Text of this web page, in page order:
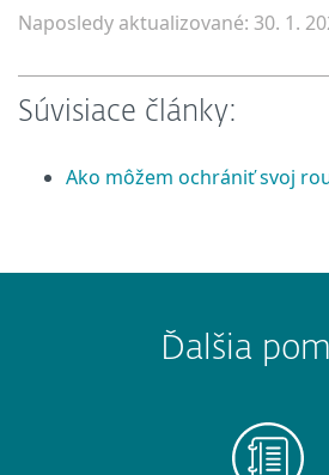
Naposledy aktualizované: 30. 1.
Súvisiace články:
Ako môžem ochrániť svoj
Ďalšia